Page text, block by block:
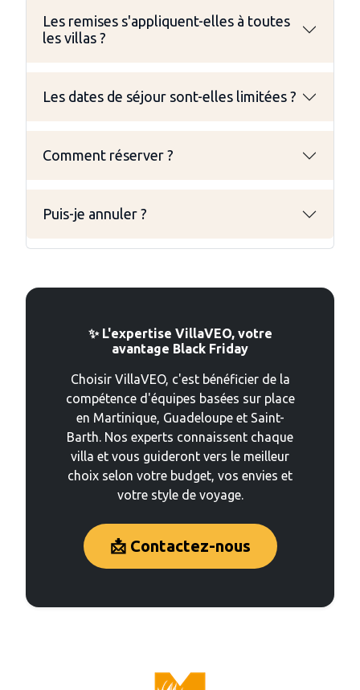
Les remises s'appliquent-elles à toutes
les villas ?
Les dates de séjour sont-elles limitées ?
Comment réserver ?
Puis-je annuler ?
✨ L'expertise VillaVEO, votre
avantage Black Friday
Choisir VillaVEO, c'est bénéficier de la
compétence d'équipes basées sur place
en Martinique, Guadeloupe et Saint-
Barth. Nos experts connaissent chaque
villa et vous guideront vers le meilleur
choix selon votre budget, vos envies et
votre style de voyage.
📩 Contactez-nous